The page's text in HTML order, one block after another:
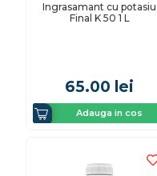
Ingrasamant cu potasiu
Final K 50 1 L
65.00 lei
Adauga in cos